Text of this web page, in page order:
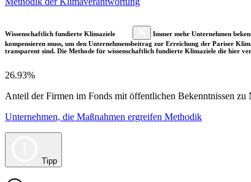
Wissenschaftlich fundierte Klimaziele
Immer mehr Unternehmen
kompensieren muss, um den Unternehmensbeitrag zur Erreichung der Pariser
transparent sind. Die Methode für wissenschaftlich fundierte Klimaziele die hier
26.93%
Anteil der Firmen im Fonds mit öffentlichen Bekenntnissen
Unternehmen, die Maßnahmen ergreifen Methodik
Tipp